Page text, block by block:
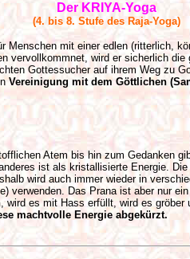
Der KRIYA-Yoga
(4. bis 8. Stufe des Raja-Yoga)
Menschen mit einer edlen (ritterlich,
wird er sicherlich
Gottessucher auf ihrem Weg zu
Vereinigung mit dem Göttlichen
Atem bis hin zum Gedanken
ist als kristallisierte Energie.
wird auch immer wieder in
Das Prana ist aber nur
, wird es mit Hass erfüllt, wird es
machtvolle Energie abgekürzt.